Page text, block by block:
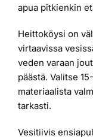
apua pitkienkin
Heittoköysi on
virtaavissa
veden varaan
päästä. Valitse
materiaalista
tarkasti.
Vesitiivis